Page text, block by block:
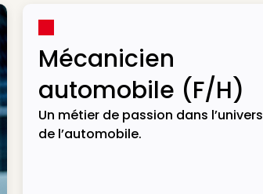
Mécanicien
automobile (F/H)
Un métier de passion dans l’univers
de l’automobile.